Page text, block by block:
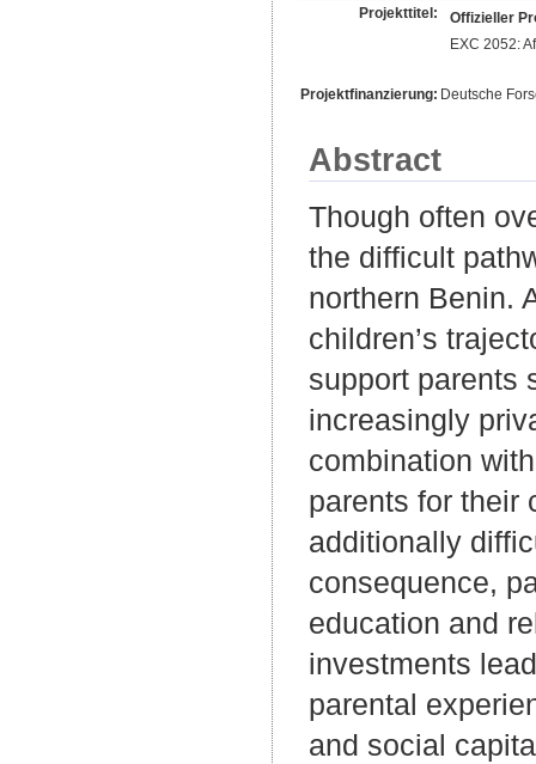
Projekttitel:
Offizieller
EXC 2052:
Projektfinanzierung: Deutsche
Abstract
Though often
the difficult
northern Benin.
children’s
support parents
increasingly
combination
parents for their
additionally
consequence,
education and
investments
parental
and social